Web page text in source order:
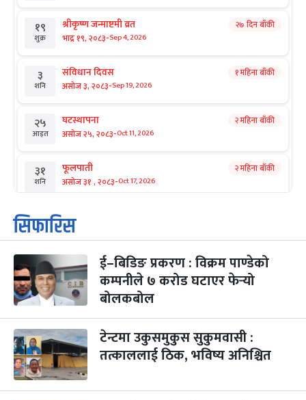
१९
शुक्र
श्रीकृष्ण जन्माष्टमी व्रत
भाद्र १९, २०८३-Sep 4, 2026
२७ दिन बाँकी
३
शनि
संविधान दिवस
असोज ३, २०८३-Sep 19, 2026
१ महिना बाँकी
२५
आइत
घटस्थापना
असोज २५, २०८३-Oct 11, 2026
२ महिना बाँकी
३१
शनि
फूलपाती
असोज ३१ , २०८३-Oct 17, 2026
२ महिना बाँकी
१
आइत
कार्तिक सङ्क्रान्ति
कार्तिक १, २०८३
३
मंगल
महानवमी
कार्तिक ३, २०८३-Oct 20, 2026
२ महिना बाँकी
४
५
बिहि
पापा‌ङ्कुशा एकादशी व्रत
कार्तिक ५, २०८३
२ महिना बाँकी
सिफारिस
ई–बिडिङ प्रकरण : विक्रम पाण्डेको
कम्पनीले ७ करोड घटाएर फेर्‍यो
बोलकबोल
टेन्टमा उकुसमुकुस सुकुमवासी :
तत्काललाई ठिक, भविष्य अनिश्चित